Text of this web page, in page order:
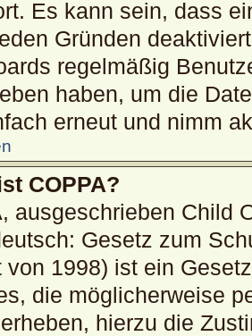
Es kann sein, dass
Gründen
regelmäßig
haben, um die
erneut und nimm
COPPA?
ausgeschrieben Child
Gesetz zum
von 1998) ist ein
die möglicherweise
hierzu die